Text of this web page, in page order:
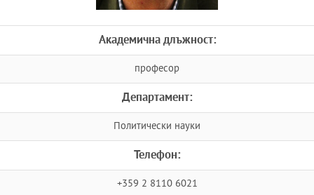
Академична длъжност:
професор
Департамент:
Политически науки
Телефон:
+359 2 8110 6021